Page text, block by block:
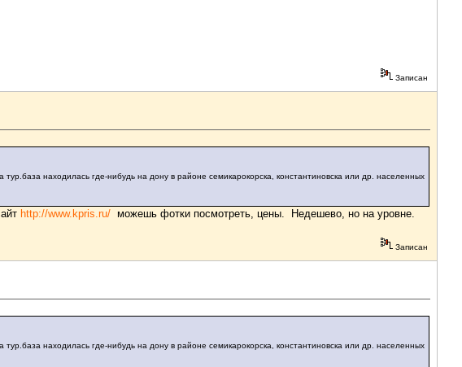
Записан
находилась где-нибудь на дону в районе семикарокорска, константиновска или др. населенных
http://www.kpris.ru/ можешь фотки посмотреть, цены. Недешево, но на уровне.
Записан
находилась где-нибудь на дону в районе семикарокорска, константиновска или др. населенных